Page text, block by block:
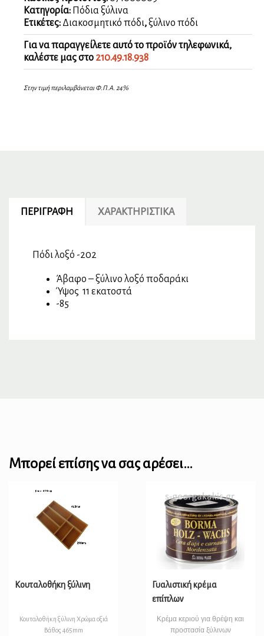
Κατηγορία: Πόδια ξύλινα
Ετικέτες: Διακοσμητικό πόδι,ξύλινο πόδι
Για να παραγγείλετε αυτό το προϊόν τηλεφωνικά,
καλέστε μας στο 210.49.18.938
Στην τιμή περιλαμβάνεται Φ.Π.Α. 24%
ΠΕΡΙΓΡΑΦΉ ΧΑΡΑΚΤΗΡΙΣΤΙΚΆ
Πόδι λοξό -202
Άβαφο – ξύλινο λοξό ποδαράκι
Ύψος 11 εκατοστά
-85
Μπορεί επίσης να σας αρέσει…
Κουταλοθήκη ξύλινη
Κουταλοθήκη ξύλινη Χρώμα οξιά
Βάθος 465mm
Γυαλιστική κρέμα
επίπλων
Κρέμα κεριού για θρέψη και
προστασία ξύλινων